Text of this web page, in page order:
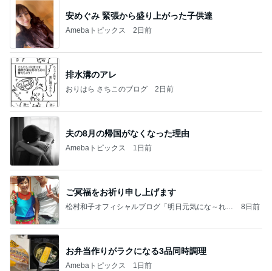
安めぐみ 緊張から盛り上がった子供達
Amebaトピックス 2日前
排水溝のアレ
おりはら さちこのブログ 2日前
夫の8月の帰国がなくなった理由
Amebaトピックス 1日前
ご冥福をお祈り申し上げます
松村和子オフィシャルブログ「明日元気にな～れ」
8日前
お弁当作りがラクになる3品同時調理
Amebaトピックス 1日前